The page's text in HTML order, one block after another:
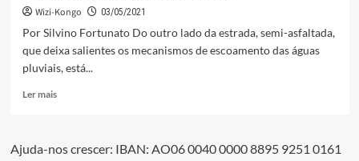
Wizi-Kongo 03/05/2021
Por Silvino Fortunato Do outro lado da estrada, semi-asfaltada,
que deixa salientes os mecanismos de escoamento das águas
pluviais, está...
Ler maisLeia
vizinha
Ajuda-nos crescer: IBAN: AO06 0040 0000 8895 9251 0161